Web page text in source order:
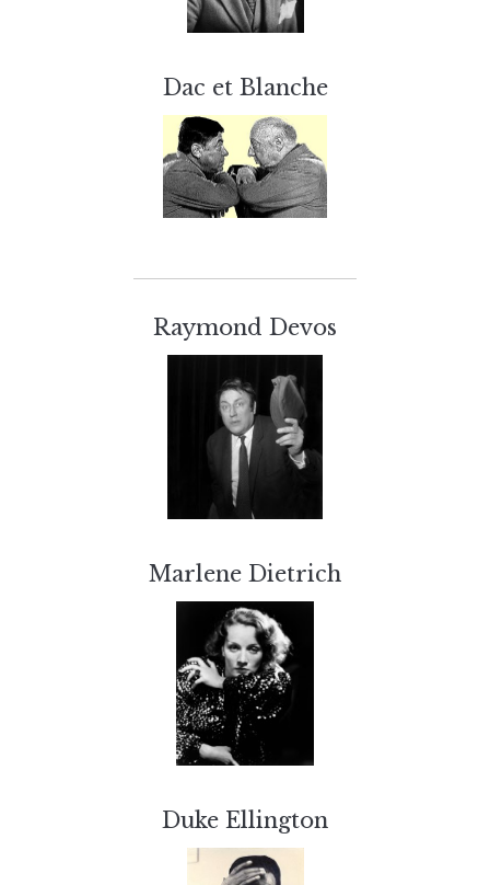
Dac et Blanche
Raymond Devos
Marlene Dietrich
Duke Ellington